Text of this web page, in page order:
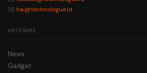
✉️ hai@technologue.id
KATEGORI
News
Gadget